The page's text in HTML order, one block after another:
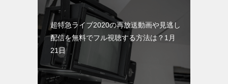
超特急ライブ2020の再放送動画や見逃し
配信を無料でフル視聴する方法は？1月
21日